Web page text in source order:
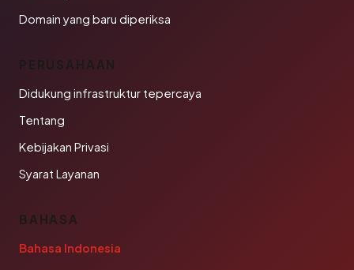
Domain yang baru diperiksa
PERUSAHAAN
Didukung infrastruktur tepercaya
Tentang
Kebijakan Privasi
Syarat Layanan
BAHASA
Bahasa Indonesia